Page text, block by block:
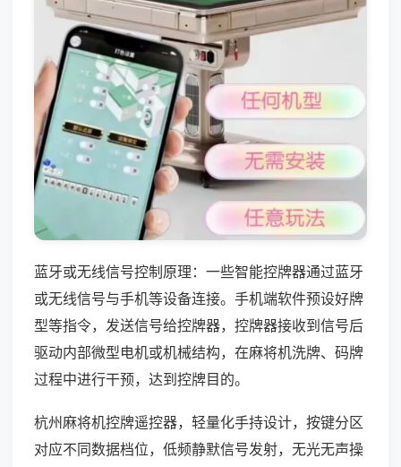
蓝牙或无线信号控制原理：一些智能控牌器通过蓝牙
或无线信号与手机等设备连接。手机端软件预设好牌
型等指令，发送信号给控牌器，控牌器接收到信号后
驱动内部微型电机或机械结构，在麻将机洗牌、码牌
过程中进行干预，达到控牌目的。
杭州麻将机控牌遥控器，轻量化手持设计，按键分区
对应不同数据档位，低频静默信号发射，无光无声操